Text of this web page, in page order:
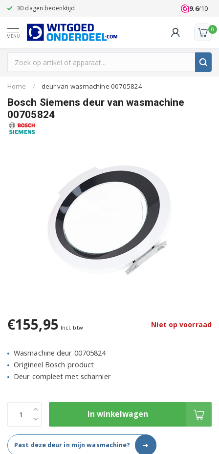
30 dagen bedenktijd Klanten
9.6/10
MENU
0
Home / deur van wasmachine 00705824
Bosch Siemens deur van wasmachine
00705824
€155,95 Incl. btw Niet op voorraad
Wasmachine deur 00705824
Origineel Bosch product
Deur compleet met scharnier
In winkelwagen
Past deze deur in mijn wasmachine? ➜